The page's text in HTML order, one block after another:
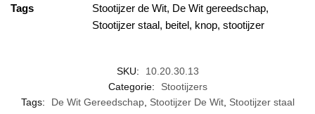
Tags Stootijzer de Wit, De Wit gereedschap,
Stootijzer staal, beitel, knop, stootijzer
SKU:
10.20.30.13
Categorie:
Stootijzers
Tags:
De Wit Gereedschap, Stootijzer De Wit, Stootijzer staal